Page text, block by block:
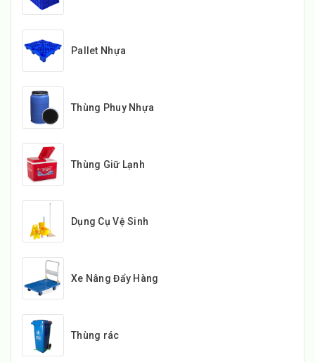
Pallet Nhựa
Thùng Phuy Nhựa
Thùng Giữ Lạnh
Dụng Cụ Vệ Sinh
Xe Nâng Đẩy Hàng
Thùng rác